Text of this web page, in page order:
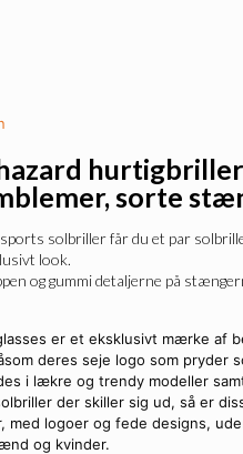
sorte
sports solbriller får du et par
look.
og gummi detaljerne på
er et eksklusivt mærke af
deres seje logo som pryder
i lækre og trendy modeller
der skiller sig ud, så er
med logoer og fede designs,
og kvinder.